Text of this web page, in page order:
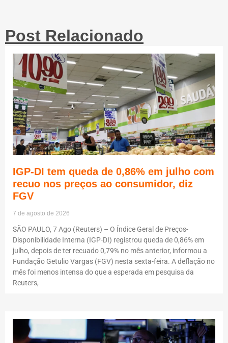
Post Relacionado
IGP-DI tem queda de 0,86% em julho com
recuo nos preços ao consumidor, diz
FGV
7 de agosto de 2026
SÃO PAULO, 7 Ago (Reuters) – O Índice Geral de Preços-
Disponibilidade Interna (IGP-DI) registrou queda de 0,86% em
julho, depois de ter recuado 0,79% no mês anterior, informou a
Fundação Getulio Vargas (FGV) nesta sexta-feira. A deflação no
mês foi menos intensa do que a esperada em pesquisa da
Reuters,